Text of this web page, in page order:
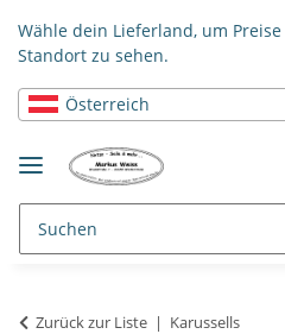
Wähle dein Lieferland, um
Standort zu sehen.
Österreich
Zurück zur Liste Karussells